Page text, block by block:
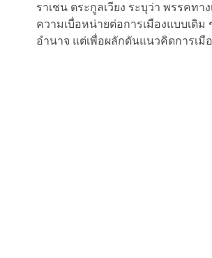
ราเชน ตระกูลเวียง ระบุว่า พรรคท
ความเบื่อหน่ายต่อการเมืองแบบเดิ
อำนาจ แต่เพื่อผลักดันแนวคิดการเ